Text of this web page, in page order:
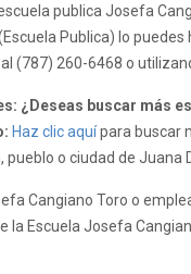
publica Josefa
Publica) lo
(787) 260-6468 o
¿Deseas buscar más
Haz clic aquípara buscar
pueblo o ciudad de Juana
Cangiano Toro o
la Escuela Josefa